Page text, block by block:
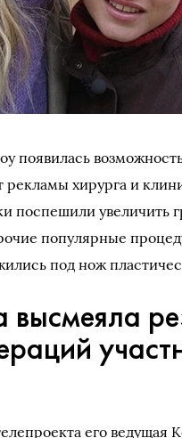
появилась
хирурга и
поспешили увеличить
популярные
под нож
его ведущая